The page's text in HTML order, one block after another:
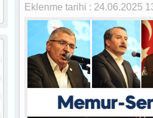
Eklenme tarihi : 24.06.2025